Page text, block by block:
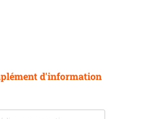
d'information